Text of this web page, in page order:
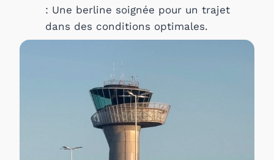
: Une berline soignée pour un trajet
dans des conditions optimales.